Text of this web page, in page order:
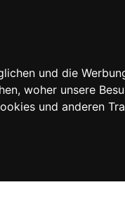
und die
woher unsere
und anderen